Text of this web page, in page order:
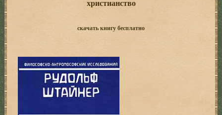
христианство
скачать книгу бесплатно